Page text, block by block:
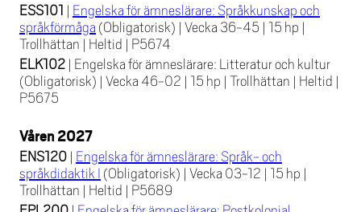
ESS101 | Engelska för ämneslärare: Språkkunskap och
språkförmåga (Obligatorisk) | Vecka 36-45 | 15 hp |
Trollhättan | Heltid | P5674
ELK102 | Engelska för ämneslärare: Litteratur och kultur
(Obligatorisk) | Vecka 46-02 | 15 hp | Trollhättan | Heltid |
P5675
Våren 2027
ENS120 | Engelska för ämneslärare: Språk- och
språkdidaktik I (Obligatorisk) | Vecka 03-12 | 15 hp |
Trollhättan | Heltid | P5689